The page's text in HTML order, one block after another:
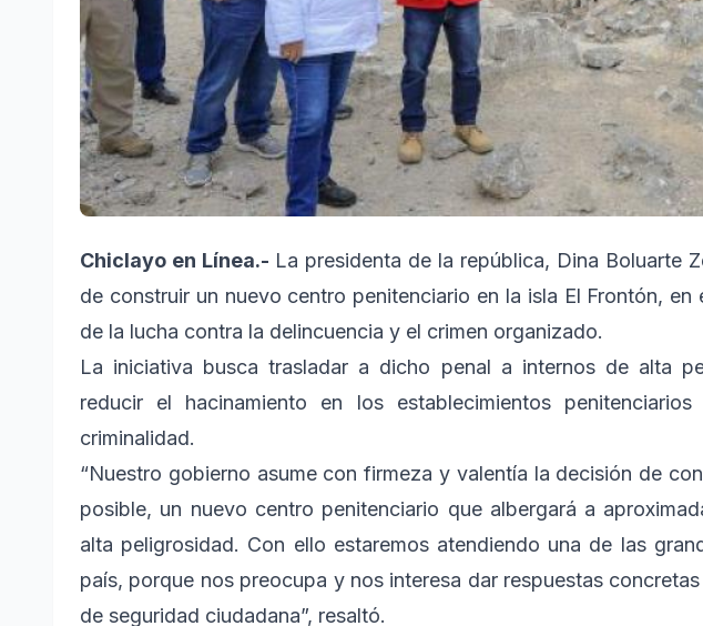
Chiclayo en Línea.- La presidenta de la república, Dina Boluarte
de construir un nuevo centro penitenciario en la isla El Frontón, en
de la lucha contra la delincuencia y el crimen organizado.
La iniciativa busca trasladar a dicho penal a internos de alta
reducir el hacinamiento en los establecimientos
criminalidad.
“Nuestro gobierno asume con firmeza y valentía la decisión de
posible, un nuevo centro penitenciario que albergará a
alta peligrosidad. Con ello estaremos atendiendo una de las
país, porque nos preocupa y nos interesa dar respuestas
de seguridad ciudadana”, resaltó.